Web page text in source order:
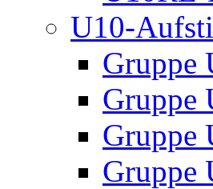
U10-
Gruppe
Gruppe
Gruppe
Gruppe